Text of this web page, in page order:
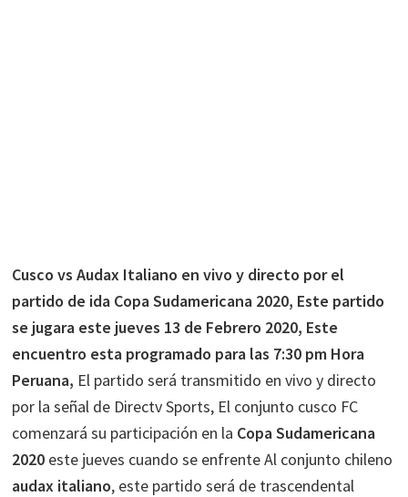
Cusco vs Audax Italiano en vivo y directo por el
partido de ida Copa Sudamericana 2020, Este partido
se jugara este jueves 13 de Febrero 2020, Este
encuentro esta programado para las 7:30 pm Hora
Peruana, El partido será transmitido en vivo y directo
por la señal de Directv Sports, El conjunto cusco FC
comenzará su participación en la Copa Sudamericana
2020 este jueves cuando se enfrente Al conjunto chileno
audax italiano, este partido será de trascendental